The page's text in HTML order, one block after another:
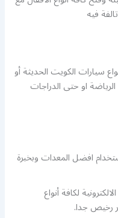
فيه
سيارات الكويت الحديثة أو
او حتى الدراجات
افضل المعدات وبخبرة
لكافة أنواع
رخيص جدا.